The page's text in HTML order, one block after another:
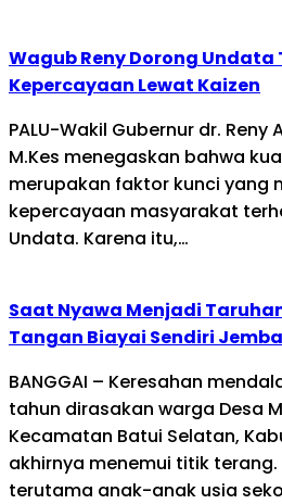
Wagub Reny Dorong
Kepercayaan Lewat Kaizen
PALU-Wakil Gubernur dr. Reny
M.Kes menegaskan bahwa
merupakan faktor kunci yang
kepercayaan masyarakat
Undata. Karena itu,…
Saat Nyawa Menjadi
Tangan Biayai Sendiri
BANGGAI – Keresahan
tahun dirasakan warga Desa
Kecamatan Batui Selatan,
akhirnya menemui titik
terutama anak-anak usia